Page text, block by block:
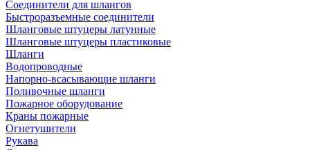
Соединители для шлангов
Быстроразъемные соединители
Шланговые штуцеры латунные
Шланговые штуцеры пластиковые
Шланги
Водопроводные
Напорно-всасывающие шланги
Поливочные шланги
Пожарное оборудование
Краны пожарные
Огнетушители
Рукава